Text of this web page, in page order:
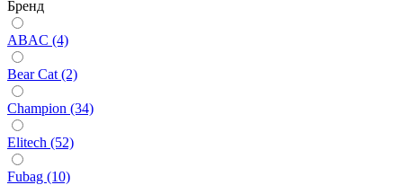
Бренд
ABAC (4)
Bear Cat (2)
Champion (34)
Elitech (52)
Fubag (10)